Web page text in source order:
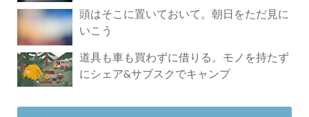
頭はそこに置いておいて。朝日をただ見に
いこう
道具も車も買わずに借りる。モノを持たず
にシェア&サブスクでキャンプ